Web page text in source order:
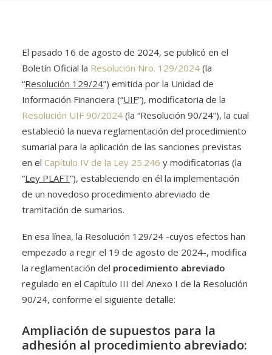
El pasado 16 de agosto de 2024, se publicó en el
Boletín Oficial la Resolución Nro. 129/2024 (la
“Resolución 129/24”) emitida por la Unidad de
Información Financiera (“UIF”), modificatoria de la
Resolución UIF 90/2024 (la “Resolución 90/24”), la cual
estableció la nueva reglamentación del procedimiento
sumarial para la aplicación de las sanciones previstas
en el Capítulo IV de la Ley 25.246 y modificatorias (la
“Ley PLAFT”), estableciendo en él la implementación
de un novedoso procedimiento abreviado de
tramitación de sumarios.
En esa línea, la Resolución 129/24 -cuyos efectos han
empezado a regir el 19 de agosto de 2024-, modifica
la reglamentación del procedimiento abreviado
regulado en el Capítulo III del Anexo I de la Resolución
90/24, conforme el siguiente detalle:
Ampliación de supuestos para la
adhesión al procedimiento abreviado: